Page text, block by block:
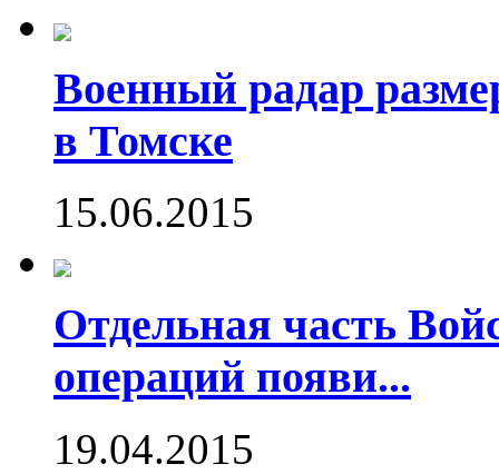
Военный радар
в Томске
15.06.2015
Отдельная часть
операций появи...
19.04.2015